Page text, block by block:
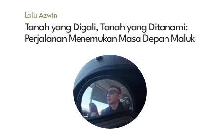
Lalu Azwin
Tanah yang Digali, Tanah yang Ditanami:
Perjalanan Menemukan Masa Depan Maluk